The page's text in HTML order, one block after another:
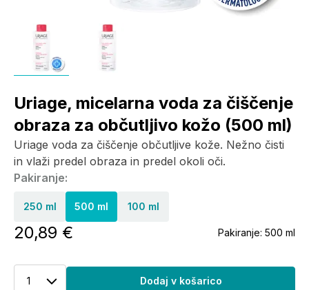
Uriage, micelarna voda za čiščenje
obraza za občutljivo kožo (500 ml)
Uriage voda za čiščenje občutljive kože. Nežno čisti
in vlaži predel obraza in predel okoli oči.
Pakiranje:
250 ml 500 ml 100 ml
20,89 € Pakiranje: 500 ml
1 Dodaj v košarico